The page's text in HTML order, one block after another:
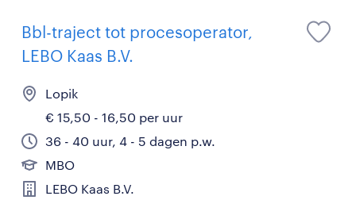
Bbl-traject tot procesoperator,
LEBO Kaas B.V.
Lopik
€ 15,50 - 16,50 per uur
36 - 40 uur, 4 - 5 dagen p.w.
MBO
LEBO Kaas B.V.